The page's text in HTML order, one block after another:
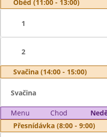
Oběd (11:00 - 13:00)
1
2
Svačina (14:00 - 15:00)
Svačina
Menu Chod
Přesnídávka (8:00 - 9:00)